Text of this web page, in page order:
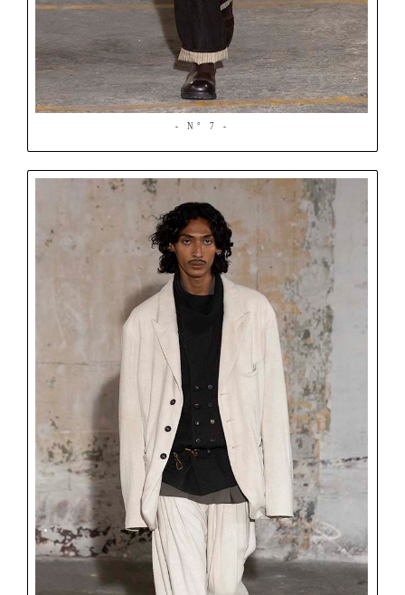
- N° 7 -